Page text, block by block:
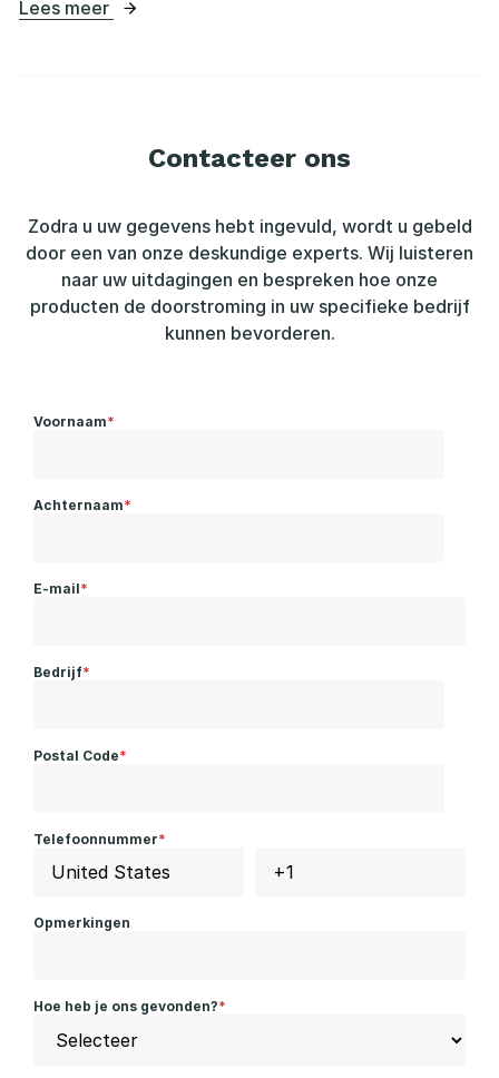
Lees meer
Contacteer ons
Zodra u uw gegevens hebt ingevuld, wordt u gebeld
door een van onze deskundige experts. Wij luisteren
naar uw uitdagingen en bespreken hoe onze
producten de doorstroming in uw specifieke bedrijf
kunnen bevorderen.
Voornaam*
Achternaam*
E-mail*
Bedrijf*
Postal Code*
Telefoonnummer*
Opmerkingen
Hoe heb je ons gevonden?*